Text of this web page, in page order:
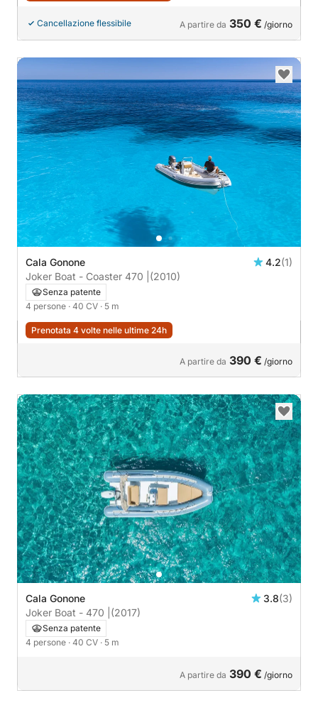
Cancellazione flessibile A partire da 350 € /giorno
Cala Gonone 4.2(1)
Joker Boat - Coaster 470 | (2010)
Senza patente
4 persone · 40 CV · 5 m
Prenotata 4 volte nelle ultime 24h
A partire da 390 € /giorno
Cala Gonone 3.8(3)
Joker Boat - 470 | (2017)
Senza patente
4 persone · 40 CV · 5 m
A partire da 390 € /giorno